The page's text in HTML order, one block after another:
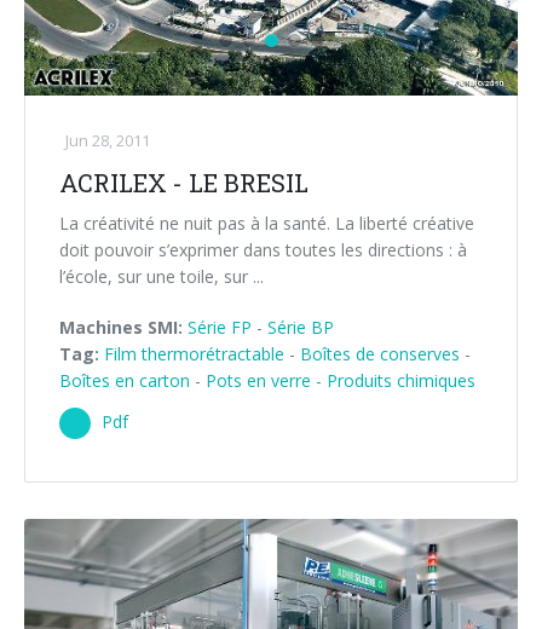
Jun 28, 2011
ACRILEX - LE BRESIL
La créativité ne nuit pas à la santé. La liberté créative
doit pouvoir s’exprimer dans toutes les directions : à
l’école, sur une toile, sur ...
Machines SMI: Série FP - Série BP
Tag: Film thermorétractable - Boîtes de conserves -
Boîtes en carton - Pots en verre - Produits chimiques
Pdf